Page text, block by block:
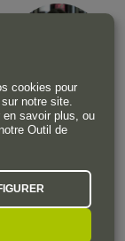
cookies pour
notre site.
en savoir plus, ou
Outil de